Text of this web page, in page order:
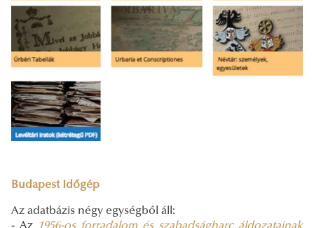
Budapest Időgép
Az adatbázis négy egységből áll: